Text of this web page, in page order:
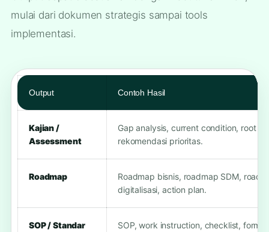
mulai dari dokumen strategis sampai tools
implementasi.
Output Contoh Hasil
Kajian /
Assessment
Gap analysis, current condition, root
rekomendasi prioritas.
Roadmap
Roadmap bisnis, roadmap SDM,
digitalisasi, action plan.
SOP / Standar
SOP, work instruction, checklist, form